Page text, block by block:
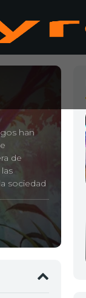
han
de
sociedad
OZ cuyo
se
E.